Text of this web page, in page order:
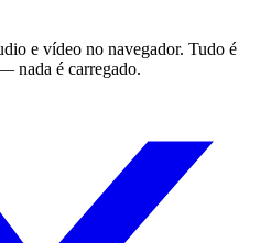
e vídeo no navegador. Tudo é
nada é carregado.